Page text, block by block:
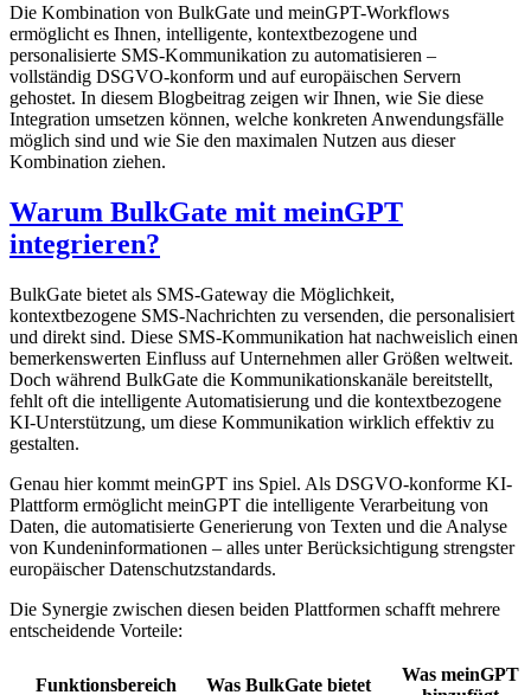
Die Kombination von BulkGate und meinGPT-Workflows
ermöglicht es Ihnen, intelligente, kontextbezogene und
personalisierte SMS-Kommunikation zu automatisieren –
vollständig DSGVO-konform und auf europäischen Servern
gehostet. In diesem Blogbeitrag zeigen wir Ihnen, wie Sie diese
Integration umsetzen können, welche konkreten Anwendungsfälle
möglich sind und wie Sie den maximalen Nutzen aus dieser
Kombination ziehen.
Warum BulkGate mit meinGPT
integrieren?
BulkGate bietet als SMS-Gateway die Möglichkeit,
kontextbezogene SMS-Nachrichten zu versenden, die personalisiert
und direkt sind. Diese SMS-Kommunikation hat nachweislich einen
bemerkenswerten Einfluss auf Unternehmen aller Größen weltweit.
Doch während BulkGate die Kommunikationskanäle bereitstellt,
fehlt oft die intelligente Automatisierung und die kontextbezogene
KI-Unterstützung, um diese Kommunikation wirklich effektiv zu
gestalten.
Genau hier kommt meinGPT ins Spiel. Als DSGVO-konforme KI-
Plattform ermöglicht meinGPT die intelligente Verarbeitung von
Daten, die automatisierte Generierung von Texten und die Analyse
von Kundeninformationen – alles unter Berücksichtigung strengster
europäischer Datenschutzstandards.
Die Synergie zwischen diesen beiden Plattformen schafft mehrere
entscheidende Vorteile:
Funktionsbereich Was BulkGate bietet
Was meinGPT